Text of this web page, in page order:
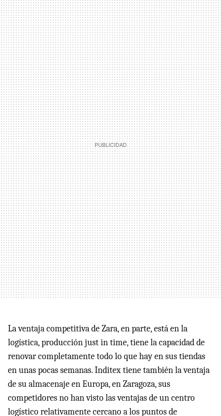
La ventaja competitiva de Zara, en parte, está en la
logística, producción just in time, tiene la capacidad de
renovar completamente todo lo que hay en sus tiendas
en unas pocas semanas. Inditex tiene también la ventaja
de su almacenaje en Europa, en Zaragoza, sus
competidores no han visto las ventajas de un centro
logístico relativamente cercano a los puntos de